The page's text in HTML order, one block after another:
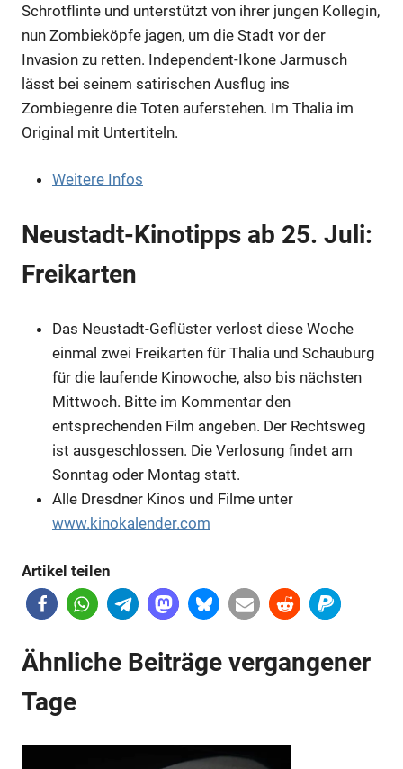
Anzeige
Anzeige
Schrotflinte und unterstützt von ihrer jungen Kollegin,
nun Zombieköpfe jagen, um die Stadt vor der
Invasion zu retten. Independent-Ikone Jarmusch
lässt bei seinem satirischen Ausflug ins
Zombiegenre die Toten auferstehen. Im Thalia im
Original mit Untertiteln.
Weitere Infos
Neustadt-Kinotipps ab 25. Juli:
Freikarten
Das Neustadt-Geflüster verlost diese Woche
einmal zwei Freikarten für Thalia und Schauburg
für die laufende Kinowoche, also bis nächsten
Mittwoch. Bitte im Kommentar den
entsprechenden Film angeben. Der Rechtsweg
ist ausgeschlossen. Die Verlosung findet am
Sonntag oder Montag statt.
Alle Dresdner Kinos und Filme unter
www.kinokalender.com
Artikel teilen
Ähnliche Beiträge vergangener
Tage